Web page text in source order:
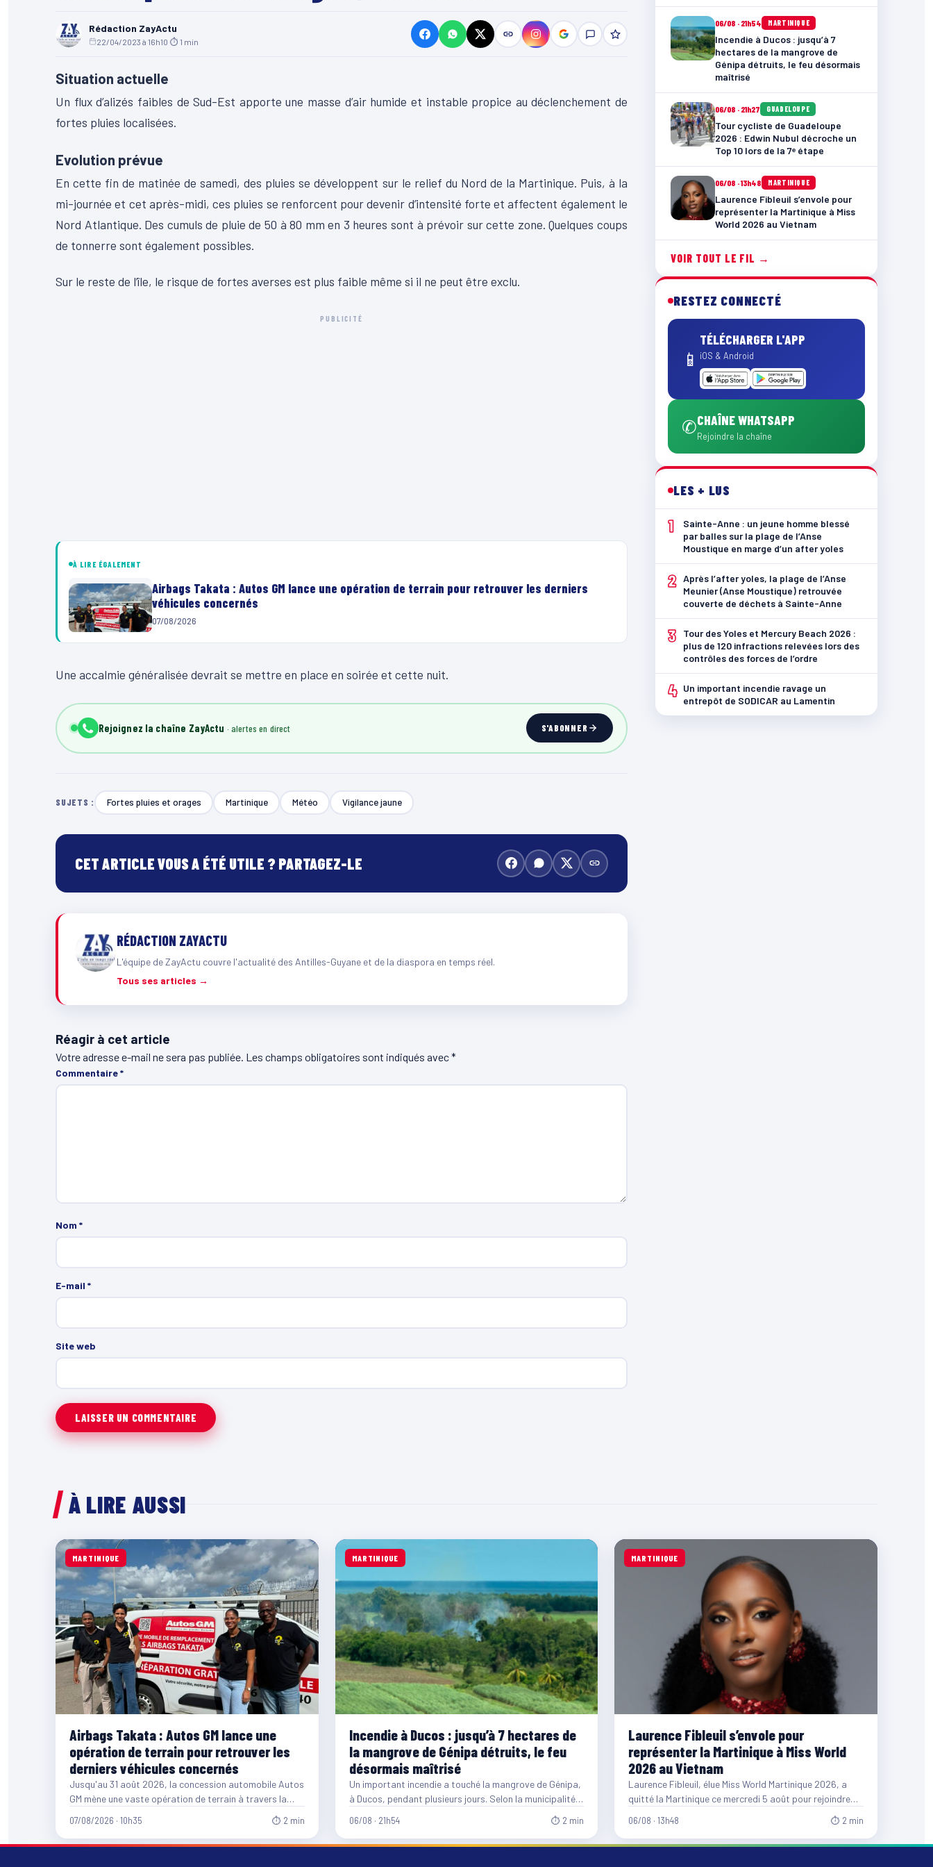
Rédaction ZayActu
22/04/2023 à 16h10 ⏱ 1 min
Situation actuelle
Un flux d’alizés faibles de Sud-Est apporte une masse d’air humide et instable propice au déclenchement de
fortes pluies localisées.
Evolution prévue
En cette fin de matinée de samedi, des pluies se développent sur le relief du Nord de la Martinique. Puis, à la
mi-journée et cet après-midi, ces pluies se renforcent pour devenir d’intensité forte et affectent également le
Nord Atlantique. Des cumuls de pluie de 50 à 80 mm en 3 heures sont à prévoir sur cette zone. Quelques coups
de tonnerre sont également possibles.
Sur le reste de l’île, le risque de fortes averses est plus faible même si il ne peut être exclu.
PUBLICITÉ
À LIRE ÉGALEMENT
Airbags Takata : Autos GM lance une opération de terrain pour retrouver les derniers
véhicules concernés
07/08/2026
Une accalmie généralisée devrait se mettre en place en soirée et cette nuit.
Rejoignez la chaîne ZayActu S'ABONNER
SUJETS : Fortes pluies et orages Martinique Météo Vigilance jaune
CET ARTICLE VOUS A ÉTÉ UTILE ? PARTAGEZ-LE
RÉDACTION ZAYACTU
L'équipe de ZayActu couvre l'actualité des Antilles-Guyane et de la diaspora en temps réel.
Tous ses articles →
Réagir à cet article
Votre adresse e-mail ne sera pas publiée. Les champs obligatoires sont indiqués avec*
Commentaire*
Nom *
E-mail *
Site web
06/08 · 21h54 MARTINIQUE
Incendie à Ducos : jusqu’à 7
hectares de la mangrove de
Génipa détruits, le feu désormais
maîtrisé
06/08 · 21h27 GUADELOUPE
Tour cycliste de Guadeloupe
2026 : Edwin Nubul décroche un
Top 10 lors de la 7ᵉ étape
06/08 · 13h48 MARTINIQUE
Laurence Fibleuil s’envole pour
représenter la Martinique à Miss
World 2026 au Vietnam
VOIR TOUT LE FIL →
RESTEZ CONNECTÉ
📱
TÉLÉCHARGER L'APP
iOS & Android
✆CHAÎNE WHATSAPP
Rejoindre la chaîne
LES + LUS
1
Sainte-Anne : un jeune homme blessé
par balles sur la plage de l’Anse
Moustique en marge d’un after yoles
2 Après l’after yoles, la plage de l’Anse
Meunier (Anse Moustique) retrouvée
couverte de déchets à Sainte-Anne
3
Tour des Yoles et Mercury Beach 2026 :
plus de 120 infractions relevées lors des
contrôles des forces de l’ordre
4 Un important incendie ravage un
entrepôt de SODICAR au Lamentin
À LIRE AUSSI
MARTINIQUE
Airbags Takata : Autos GM lance une
opération de terrain pour retrouver les
derniers véhicules concernés
Jusqu'au 31 août 2026, la concession automobile Autos
GM mène une vaste opération de terrain à travers la…
07/08/2026 · 10h35 ⏱ 2 min
MARTINIQUE
Incendie à Ducos : jusqu’à 7 hectares de
la mangrove de Génipa détruits, le feu
désormais maîtrisé
Un important incendie a touché la mangrove de Génipa,
à Ducos, pendant plusieurs jours. Selon la municipalité,
06/08 · 21h54 ⏱ 2 min
MARTINIQUE
Laurence Fibleuil s’envole pour
représenter la Martinique à Miss World
2026 au Vietnam
Laurence Fibleuil, élue Miss World Martinique 2026, a
quitté la Martinique ce mercredi 5 août pour rejoindre
06/08 · 13h48 ⏱ 2 min